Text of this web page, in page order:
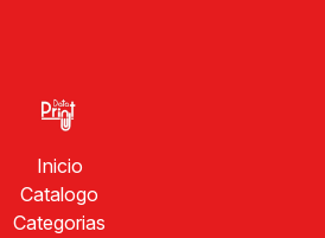
Inicio
Catalogo
Categorias